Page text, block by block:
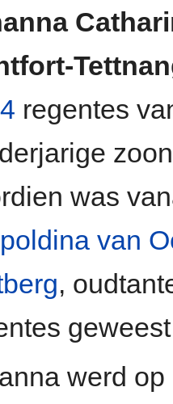
regentes
was
van
,
werd